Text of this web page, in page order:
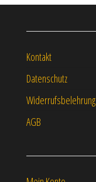
Kontakt
Datenschutz
Widerrufsbelehrung
AGB